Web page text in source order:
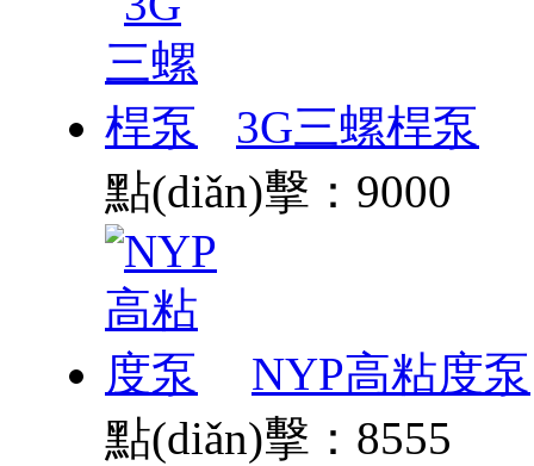
3G三螺桿泵
點(diǎn)擊：9000
NYP高粘度泵
點(diǎn)擊：8555